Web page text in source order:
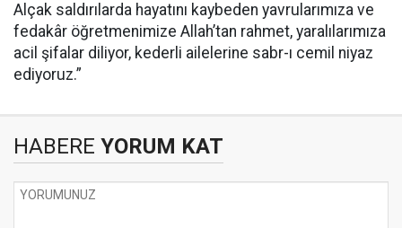
Alçak saldırılarda hayatını kaybeden yavrularımıza ve
fedakâr öğretmenimize Allah’tan rahmet, yaralılarımıza
acil şifalar diliyor, kederli ailelerine sabr-ı cemil niyaz
ediyoruz.”
HABERE YORUM KAT